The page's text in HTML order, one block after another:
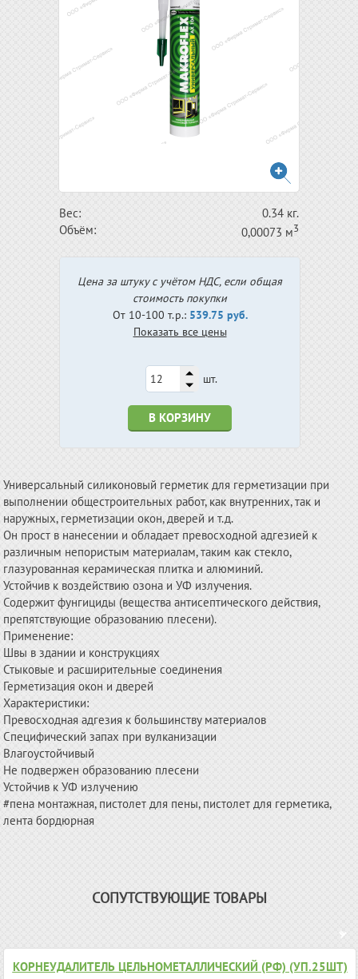
Вес:
0.34 кг.
Объём:
0,00073 м3
Цена за штуку с учётом НДС, если общая
стоимость покупки
От 10-100 т.р.: 539.75 руб.
Показать все цены
шт.
В КОРЗИНУ
Универсальный силиконовый герметик для герметизации при
выполнении общестроительных работ, как внутренних, так и
наружных, герметизации окон, дверей и т.д.
Он прост в нанесении и обладает превосходной адгезией к
различным непористым материалам, таким как стекло,
глазурованная керамическая плитка и алюминий.
Устойчив к воздействию озона и УФ излучения.
Содержит фунгициды (вещества антисептического действия,
препятствующие образованию плесени).
Применение:
Швы в здании и конструкциях
Стыковые и расширительные соединения
Герметизация окон и дверей
Характеристики:
Превосходная адгезия к большинству материалов
Специфический запах при вулканизации
Влагоустойчивый
Не подвержен образованию плесени
Устойчив к УФ излучению
#пена монтажная, пистолет для пены, пистолет для герметика,
лента бордюрная
СОПУТСТВУЮЩИЕ ТОВАРЫ
КОРНЕУДАЛИТЕЛЬ ЦЕЛЬНОМЕТАЛЛИЧЕСКИЙ (РФ) (УП.25ШТ)